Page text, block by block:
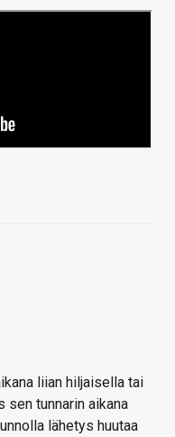
liian hiljaisella tai
sen tunnarin aikana
lähetys huutaa